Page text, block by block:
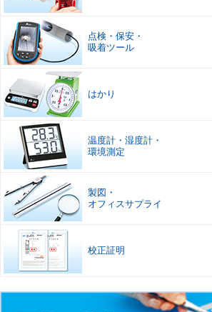
点検 ・ 保安 ・
吸着ツール
はかり
温度計 ・ 湿度計 ・
環境測定
製図 ・
オフィスサプライ
校正証明